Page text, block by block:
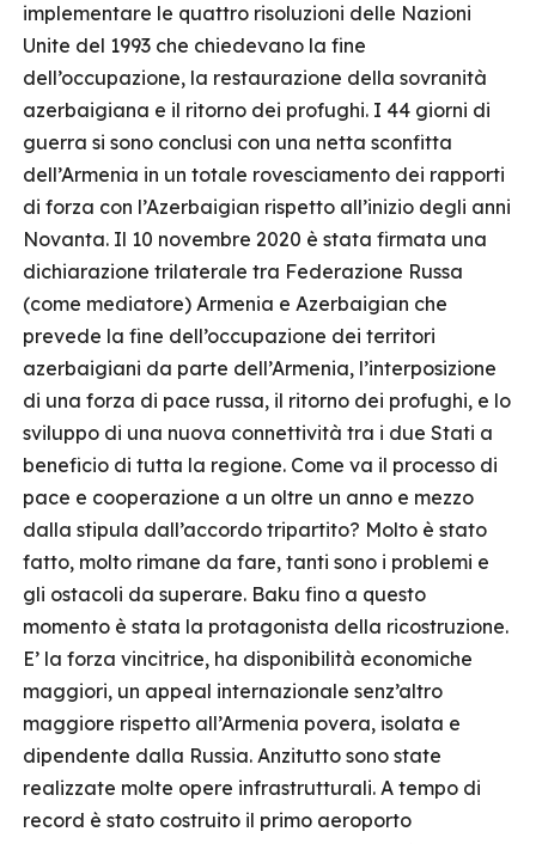
implementare le quattro risoluzioni delle Nazioni
Unite del 1993 che chiedevano la fine
dell’occupazione, la restaurazione della sovranità
azerbaigiana e il ritorno dei profughi. I 44 giorni di
guerra si sono conclusi con una netta sconfitta
dell’Armenia in un totale rovesciamento dei rapporti
di forza con l’Azerbaigian rispetto all’inizio degli anni
Novanta. Il 10 novembre 2020 è stata firmata una
dichiarazione trilaterale tra Federazione Russa
(come mediatore) Armenia e Azerbaigian che
prevede la fine dell’occupazione dei territori
azerbaigiani da parte dell’Armenia, l’interposizione
di una forza di pace russa, il ritorno dei profughi, e lo
sviluppo di una nuova connettività tra i due Stati a
beneficio di tutta la regione. Come va il processo di
pace e cooperazione a un oltre un anno e mezzo
dalla stipula dall’accordo tripartito? Molto è stato
fatto, molto rimane da fare, tanti sono i problemi e
gli ostacoli da superare. Baku fino a questo
momento è stata la protagonista della ricostruzione.
E’ la forza vincitrice, ha disponibilità economiche
maggiori, un appeal internazionale senz’altro
maggiore rispetto all’Armenia povera, isolata e
dipendente dalla Russia. Anzitutto sono state
realizzate molte opere infrastrutturali. A tempo di
record è stato costruito il primo aeroporto